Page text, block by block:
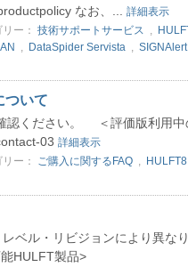
なお、...
詳細表示
ー： 技術サポートサービス ,
, DataSpider Servista , SIGNAlert
ついて
認ください。 ＜評価版利用中
03 詳細表示
ー： ご購入に関するFAQ , HULFT8
ベル・リビジョンにより異な
能HULFT製品>